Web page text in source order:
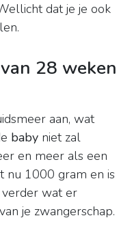
dat je je ook
28 weken
aan, wat
baby niet zal
en meer als een
nu 1000 gram en is
wat er
van je zwangerschap.